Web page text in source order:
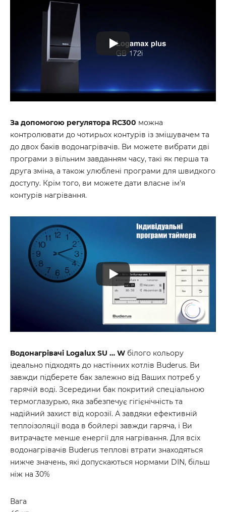
За допомогою регулятора RC300 можна
контролювати до чотирьох контурів із змішувачем та
до двох баків водонагрівачів. Ви можете вибрати дві
програми з вільним завданням часу, такі як перша та
друга зміна, а також улюблені програми для швидкого
доступу. Крім того, ви можете дати власне ім’я
контурів нагрівання.
Водонагрівачі Logalux SU … W білого кольору
ідеально підходять до настінних котлів Buderus. Ви
завжди підберете бак залежно від Ваших потреб у
гарячій воді. Зсередини бак покритий спеціальною
термоглазурью, яка забезпечує гігієнічність та
надійний захист від корозії. А завдяки ефективній
теплоізоляції вода в бойлері завжди гаряча, і Ви
витрачаєте менше енергії для нагрівання. Для всіх
водонагрівачів Buderus теплові втрати знаходяться
нижче значень, які допускаються нормами DIN, більш
ніж на 30%
Вага